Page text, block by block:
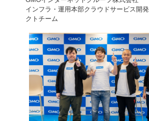
インフラ・運用本部クラウドサービス開
クトチーム